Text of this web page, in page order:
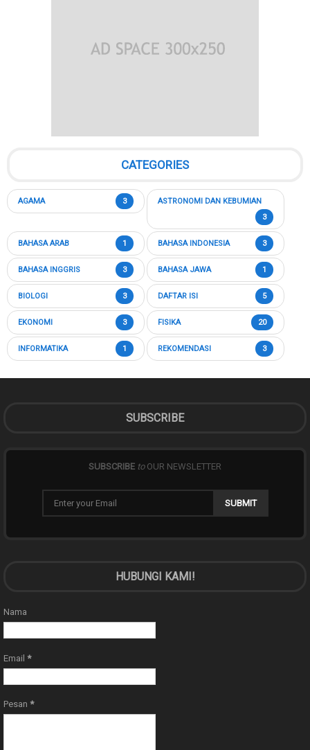
CATEGORIES
AGAMA 3
ASTRONOMI DAN KEBUMIAN
3
BAHASA ARAB 1 BAHASA INDONESIA 3
BAHASA INGGRIS 3 BAHASA JAWA 1
BIOLOGI 3 DAFTAR ISI 5
EKONOMI 3 FISIKA 20
INFORMATIKA 1 REKOMENDASI 3
SUBSCRIBE
SUBSCRIBE toOUR NEWSLETTER
HUBUNGI KAMI!
Nama
Email *
Pesan *